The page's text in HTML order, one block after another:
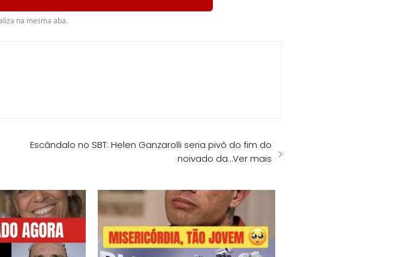
na mesma aba.
Escândalo no SBT: Helen Ganzarolli seria pivô do fim do
noivado da…Ver mais